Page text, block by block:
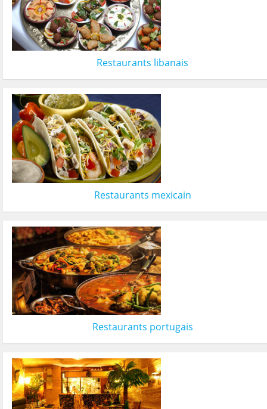
Restaurants libanais
Restaurants mexicain
Restaurants portugais